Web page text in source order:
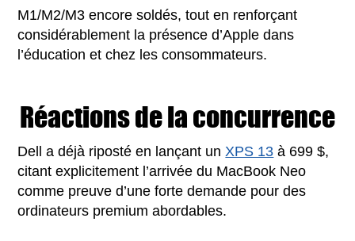
M1/M2/M3 encore soldés, tout en renforçant
considérablement la présence d’Apple dans
l’éducation et chez les consommateurs.
Réactions de la concurrence
Dell a déjà riposté en lançant un XPS 13 à 699 $,
citant explicitement l’arrivée du MacBook Neo
comme preuve d’une forte demande pour des
ordinateurs premium abordables.